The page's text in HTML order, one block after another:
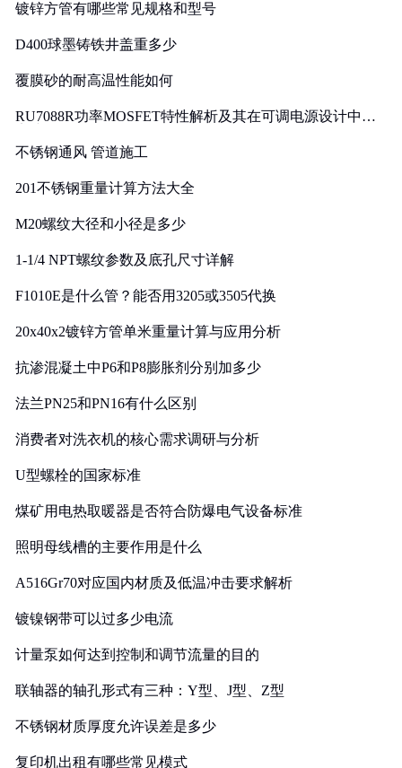
镀锌方管有哪些常见规格和型号
D400球墨铸铁井盖重多少
覆膜砂的耐高温性能如何
RU7088R功率MOSFET特性解析及其在可调电源设计中的
不锈钢通风 管道施工
201不锈钢重量计算方法大全
M20螺纹大径和小径是多少
1-1/4 NPT螺纹参数及底孔尺寸详解
F1010E是什么管？能否用3205或3505代换
20x40x2镀锌方管单米重量计算与应用分析
抗渗混凝土中P6和P8膨胀剂分别加多少
法兰PN25和PN16有什么区别
消费者对洗衣机的核心需求调研与分析
U型螺栓的国家标准
煤矿用电热取暖器是否符合防爆电气设备标准
照明母线槽的主要作用是什么
A516Gr70对应国内材质及低温冲击要求解析
镀镍钢带可以过多少电流
计量泵如何达到控制和调节流量的目的
联轴器的轴孔形式有三种：Y型、J型、Z型
不锈钢材质厚度允许误差是多少
复印机出租有哪些常见模式